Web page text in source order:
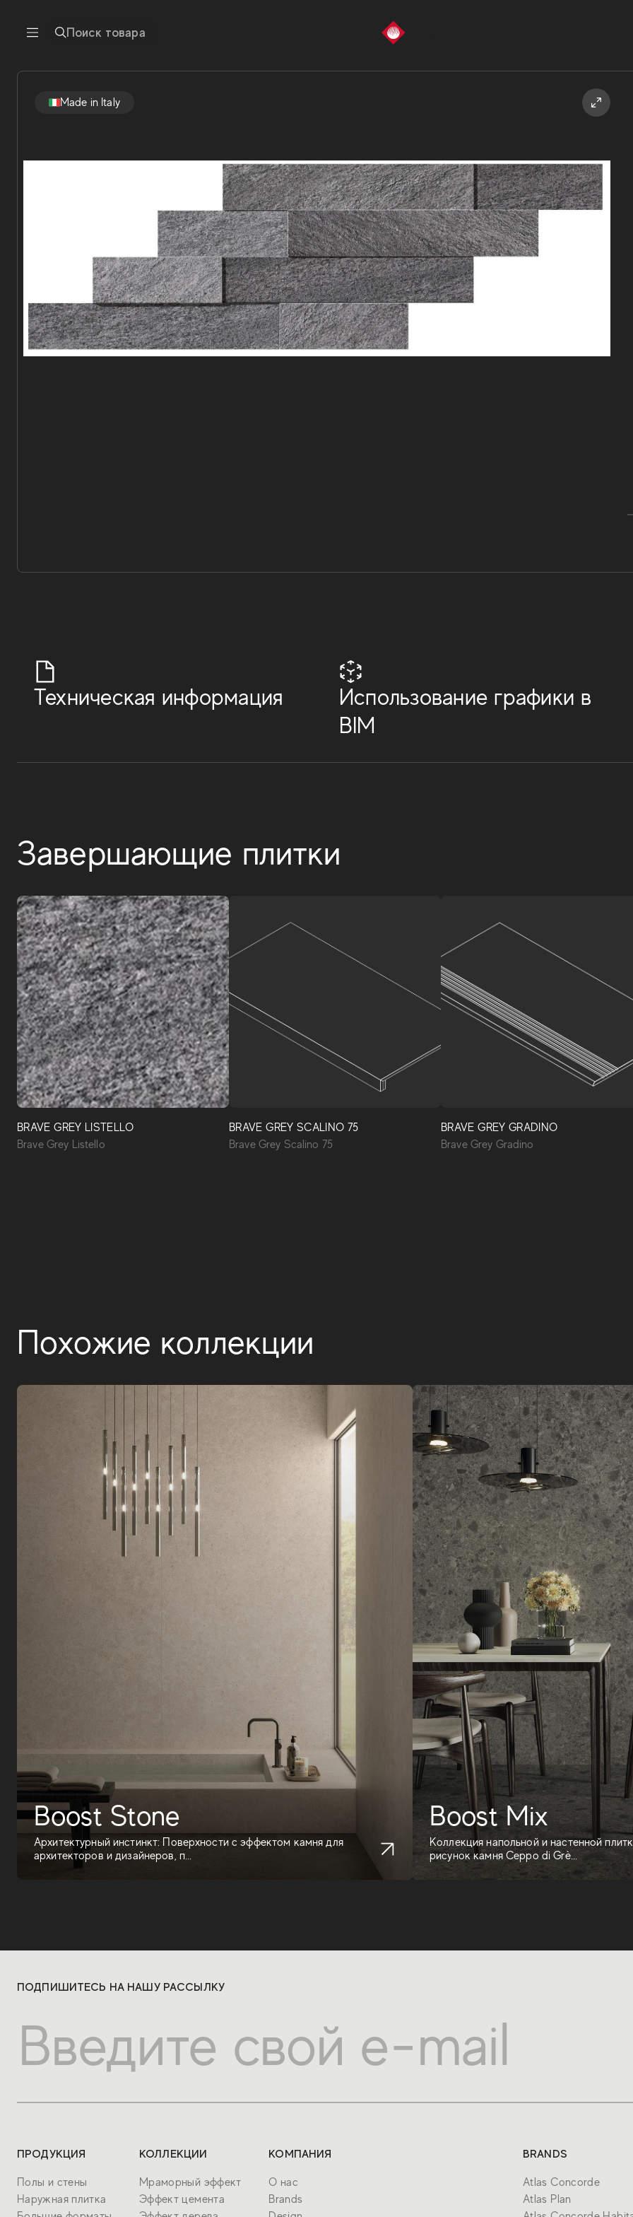
Поиск товара
Made in Italy
Техническая информация
Использование графики в
BIM
Завершающие плитки
BRAVE GREY LISTELLO
Brave Grey Listello
BRAVE GREY SCALINO 75
Brave Grey Scalino 75
BRAVE GREY GRADINO
Brave Grey Gradino
Похожие коллекции
Boost Stone
Архитектурный инстинкт: Поверхности с эффектом камня для
архитекторов и дизайнеров, п...
Boost Mix
Коллекция напольной и настенной
рисунок камня Ceppo di Grè...
ПОДПИШИТЕСЬ НА НАШУ РАССЫЛКУ
ПРОДУКЦИЯ
Полы и стены
Наружная плитка
КОЛЛЕКЦИИ
Мраморный эффект
Эффект цемента
КОМПАНИЯ
О нас
Brands
BRANDS
Atlas Concorde
Atlas Plan